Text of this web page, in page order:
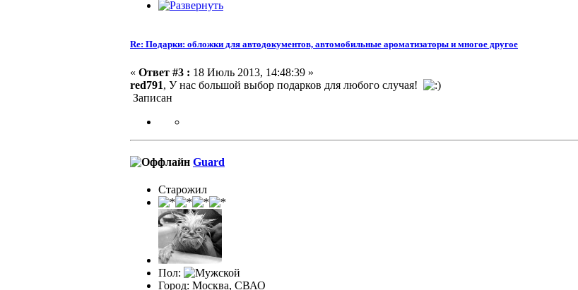
Re: Подарки: обложки для автодокументов, автомобильные ароматизаторы и многое другое
« Ответ #3 : 18 Июль 2013, 14:48:39 »
red791, У нас большой выбор подарков для любого случая!
Записан
Guard
Старожил
Пол:
Город: Москва, СВАО